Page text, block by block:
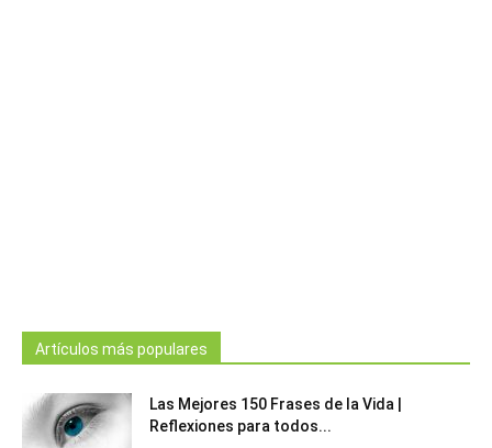
Artículos más populares
Las Mejores 150 Frases de la Vida |
Reflexiones para todos...